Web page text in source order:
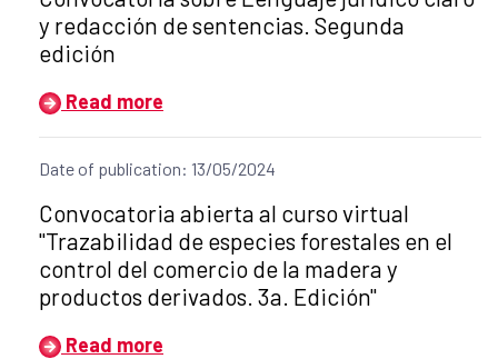
y redacción de sentencias. Segunda
edición
Read more
Date of publication: 13/05/2024
Title of the announcement:
Convocatoria abierta al curso virtual
"Trazabilidad de especies forestales en el
control del comercio de la madera y
productos derivados. 3a. Edición"
Read more